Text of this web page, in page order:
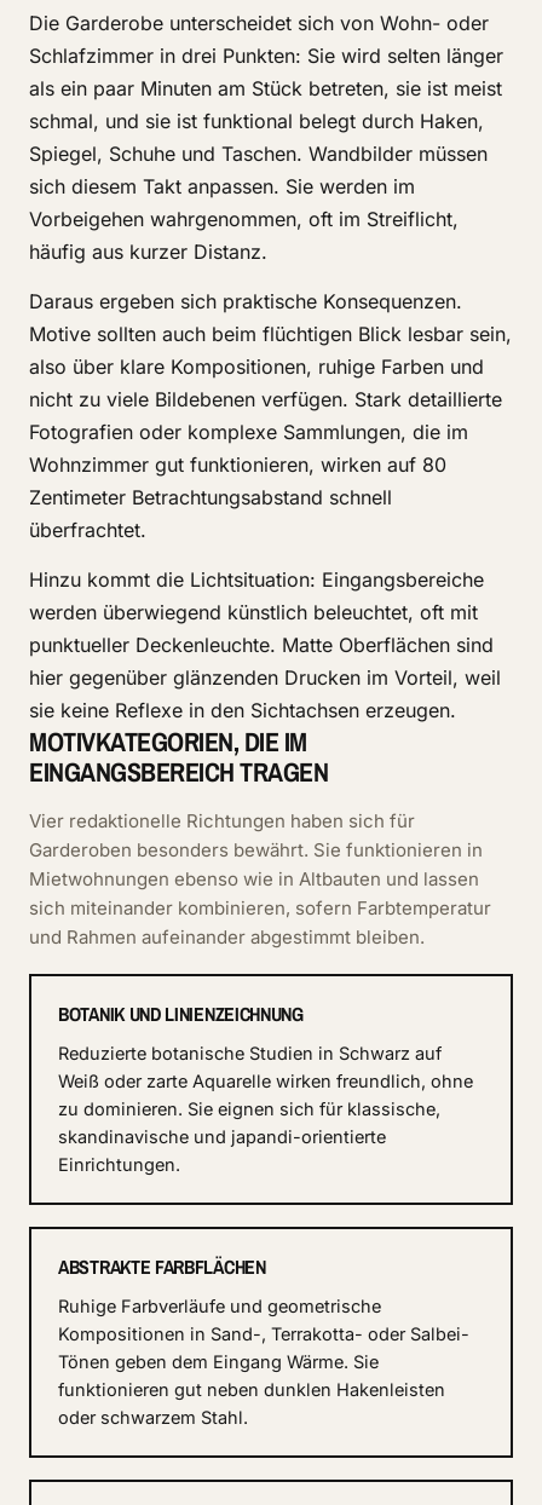
Die Garderobe unterscheidet sich von Wohn- oder
Schlafzimmer in drei Punkten: Sie wird selten länger
als ein paar Minuten am Stück betreten, sie ist meist
schmal, und sie ist funktional belegt durch Haken,
Spiegel, Schuhe und Taschen. Wandbilder müssen
sich diesem Takt anpassen. Sie werden im
Vorbeigehen wahrgenommen, oft im Streiflicht,
häufig aus kurzer Distanz.
Daraus ergeben sich praktische Konsequenzen.
Motive sollten auch beim flüchtigen Blick lesbar sein,
also über klare Kompositionen, ruhige Farben und
nicht zu viele Bildebenen verfügen. Stark detaillierte
Fotografien oder komplexe Sammlungen, die im
Wohnzimmer gut funktionieren, wirken auf 80
Zentimeter Betrachtungsabstand schnell
überfrachtet.
Hinzu kommt die Lichtsituation: Eingangsbereiche
werden überwiegend künstlich beleuchtet, oft mit
punktueller Deckenleuchte. Matte Oberflächen sind
hier gegenüber glänzenden Drucken im Vorteil, weil
sie keine Reflexe in den Sichtachsen erzeugen.
MOTIVKATEGORIEN, DIE IM
EINGANGSBEREICH TRAGEN
Vier redaktionelle Richtungen haben sich für
Garderoben besonders bewährt. Sie funktionieren in
Mietwohnungen ebenso wie in Altbauten und lassen
sich miteinander kombinieren, sofern Farbtemperatur
und Rahmen aufeinander abgestimmt bleiben.
BOTANIK UND LINIENZEICHNUNG
Reduzierte botanische Studien in Schwarz auf
Weiß oder zarte Aquarelle wirken freundlich, ohne
zu dominieren. Sie eignen sich für klassische,
skandinavische und japandi-orientierte
Einrichtungen.
ABSTRAKTE FARBFLÄCHEN
Ruhige Farbverläufe und geometrische
Kompositionen in Sand-, Terrakotta- oder Salbei-
Tönen geben dem Eingang Wärme. Sie
funktionieren gut neben dunklen Hakenleisten
oder schwarzem Stahl.